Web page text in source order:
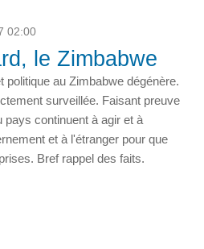
02:00
le Zimbabwe
politique au Zimbabwe dégénère.
surveillée. Faisant preuve
continuent à agir et à
et à l'étranger pour que
Bref rappel des faits.